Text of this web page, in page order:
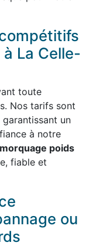
La Celle-
toute
Nos tarifs sont
un
à notre
poids
fiable et
ou